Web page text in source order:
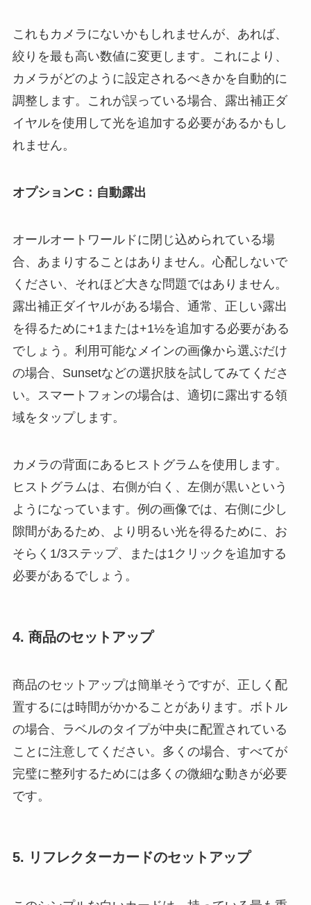
これもカメラにないかもしれませんが、あれば、
絞りを最も高い数値に変更します。これにより、
カメラがどのように設定されるべきかを自動的に
調整します。これが誤っている場合、露出補正ダ
イヤルを使用して光を追加する必要があるかもし
れません。
オプションC：自動露出
オールオートワールドに閉じ込められている場
合、あまりすることはありません。心配しないで
ください、それほど大きな問題ではありません。
露出補正ダイヤルがある場合、通常、正しい露出
を得るために+1または+1½を追加する必要がある
でしょう。利用可能なメインの画像から選ぶだけ
の場合、Sunsetなどの選択肢を試してみてくださ
い。スマートフォンの場合は、適切に露出する領
域をタップします。
カメラの背面にあるヒストグラムを使用します。
ヒストグラムは、右側が白く、左側が黒いという
ようになっています。例の画像では、右側に少し
隙間があるため、より明るい光を得るために、お
そらく1/3ステップ、または1クリックを追加する
必要があるでしょう。
4. 商品のセットアップ
商品のセットアップは簡単そうですが、正しく配
置するには時間がかかることがあります。ボトル
の場合、ラベルのタイプが中央に配置されている
ことに注意してください。多くの場合、すべてが
完璧に整列するためには多くの微細な動きが必要
です。
5. リフレクターカードのセットアップ